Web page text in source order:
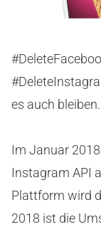
es auch bleiben.
Im Januar
Instagram API
Plattform wird
2018 ist die